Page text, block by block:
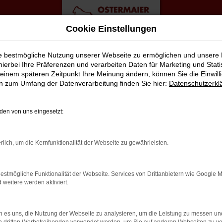
Top Angebote
MOBIL IN BREMEN
werden Fahrzeuge, die zwar gebraucht sind, jedoch erst
wir in unserer Meisterwerkstatt nahezu nie fest. Dennoch
zudem davon, dass die Modelle aus der aktuellen
perfekt eingefahren. Sie brauchen nur noch einzusteigen
Cookie Einstellungen
bestmögliche Nutzung unserer Webseite zu ermöglichen und unsere
Ihre Präferenzen und verarbeiten Daten für Marketing und
späteren Zeitpunkt Ihre Meinung ändern, können Sie die
zum Umfang der Datenverarbeitung finden Sie hier:
von uns eingesetzt:
um die Kernfunktionalität der Webseite zu gewährleisten.
Funktionalität der Webseite. Services von Drittanbietern wie Google
weitere werden aktiviert.
es uns, die Nutzung der Webseite zu analysieren, um die Leistung zu messen